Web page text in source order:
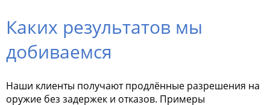
Каких результатов мы
добиваемся
Наши клиенты получают продлённые разрешения на
оружие без задержек и отказов. Примеры